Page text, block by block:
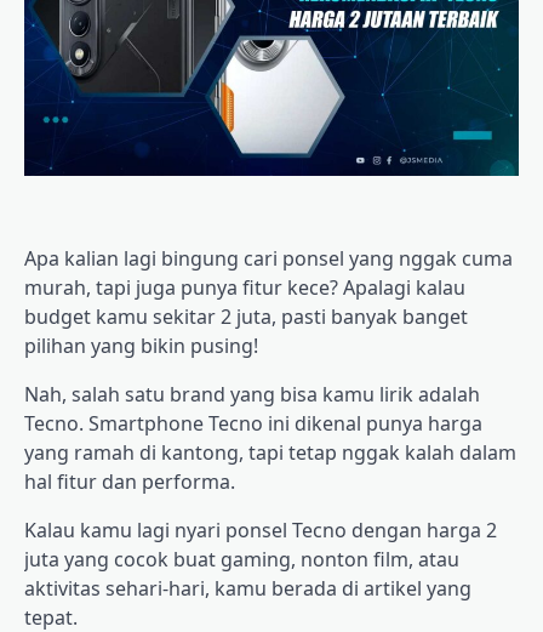
Apa kalian lagi bingung cari ponsel yang nggak cuma
murah, tapi juga punya fitur kece? Apalagi kalau
budget kamu sekitar 2 juta, pasti banyak banget
pilihan yang bikin pusing!
Nah, salah satu brand yang bisa kamu lirik adalah
Tecno. Smartphone Tecno ini dikenal punya harga
yang ramah di kantong, tapi tetap nggak kalah dalam
hal fitur dan performa.
Kalau kamu lagi nyari ponsel Tecno dengan harga 2
juta yang cocok buat gaming, nonton film, atau
aktivitas sehari-hari, kamu berada di artikel yang
tepat.